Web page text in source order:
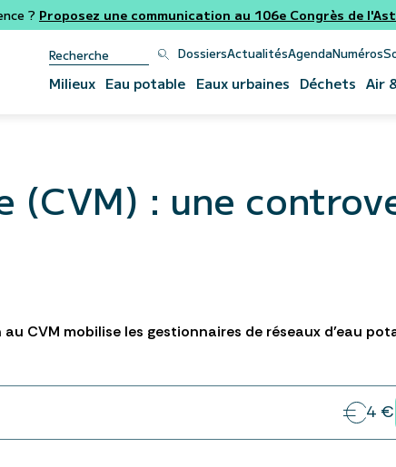
? Proposez une communication au 106e Congrès de
DossiersActualitésAgendaNuméros
Milieux Eau potable Eaux urbaines Déchets Air
(CVM) : une
CVM mobilise les gestionnaires de réseaux d’eau
4 €